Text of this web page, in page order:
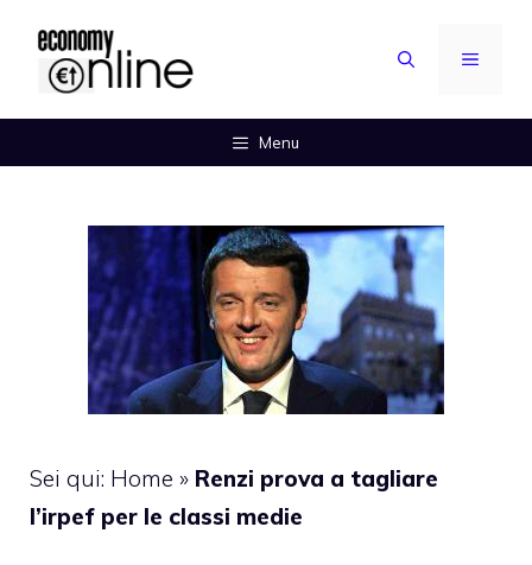
contenuto
MENU
Menu
Sei qui: Home » Renzi prova a tagliare
l’irpef per le classi medie